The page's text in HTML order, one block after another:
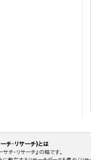
チ・リサーチ)とは
サチ・リサーチ』の略です。